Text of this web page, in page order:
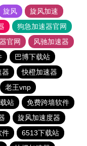
旋风
旋风加速
狗急加速器官网
官网
风驰加速器
巴博下载站
器
快橙加速器
老王vnp
站
免费跨墙软件
旋风加速度器
件
6513下载站